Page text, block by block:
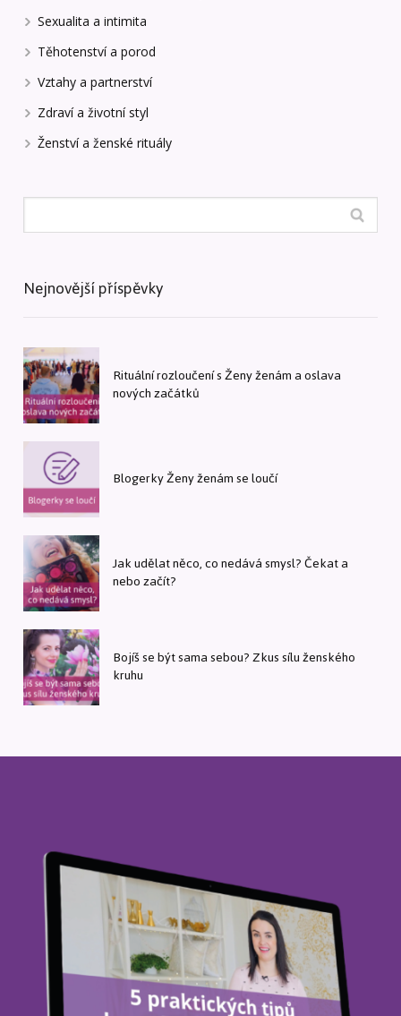
Sexualita a intimita
Těhotenství a porod
Vztahy a partnerství
Zdraví a životní styl
Ženství a ženské rituály
Nejnovější příspěvky
Rituální rozloučení s Ženy ženám a oslava
nových začátků
Blogerky Ženy ženám se loučí
Jak udělat něco, co nedává smysl? Čekat a
nebo začít?
Bojíš se být sama sebou? Zkus sílu ženského
kruhu